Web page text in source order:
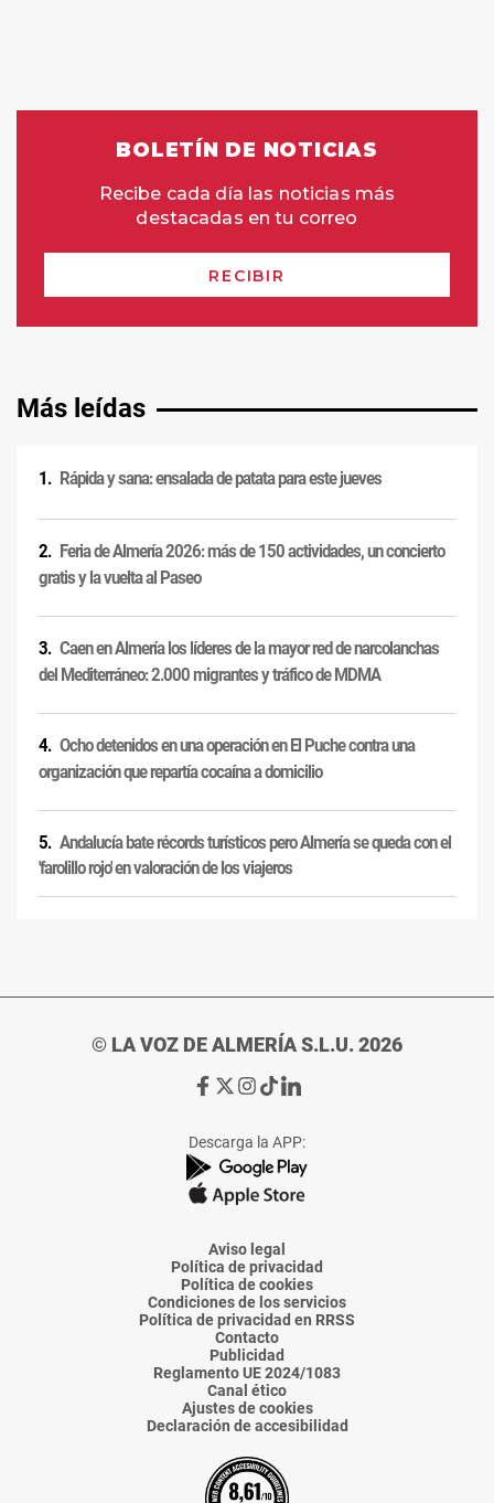
Más leídas
Rápida y sana: ensalada de patata para este jueves
Feria de Almería 2026: más de 150 actividades, un concierto
gratis y la vuelta al Paseo
Caen en Almería los líderes de la mayor red de narcolanchas
del Mediterráneo: 2.000 migrantes y tráfico de MDMA
Ocho detenidos en una operación en El Puche contra una
organización que repartía cocaína a domicilio
Andalucía bate récords turísticos pero Almería se queda con el
'farolillo rojo' en valoración de los viajeros
© LA VOZ DE ALMERÍA S.L.U. 2026
Ir
de
La
Voz
Almería
Ir
de
La
Voz
Almería
Ir
de
La
Voz
Almería
Ir
de
La
Voz
Almería
Ir
de
La
Voz
Descarga la APP:
Aviso legal
Política de privacidad
Política de cookies
Condiciones de los servicios
Política de privacidad en RRSS
Contacto
Publicidad
Reglamento UE 2024/1083
Canal ético
Ajustes de cookies
Declaración de accesibilidad